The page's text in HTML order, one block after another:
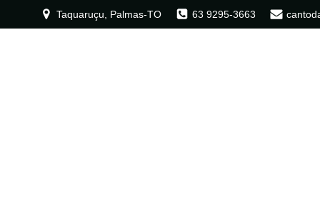
Taquaruçu, Palmas-TO 63 9295-3663